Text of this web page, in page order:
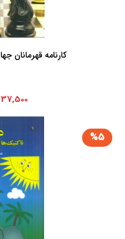
کارنامه ‏قهرمانان‏ جهان ‏ 2 گری
%5